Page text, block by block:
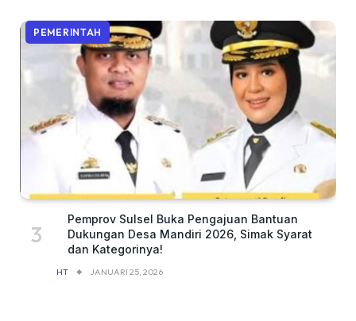
PEMERINTAH
Pemprov Sulsel Buka Pengajuan Bantuan
Dukungan Desa Mandiri 2026, Simak Syarat
dan Kategorinya!
HT JANUARI 25, 2026